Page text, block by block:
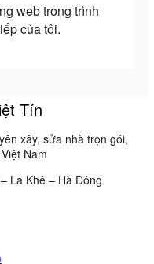
web trong trình
của tôi.
Tín
xây, sửa nhà trọn gói,
Nam
La Khê – Hà Đông